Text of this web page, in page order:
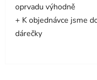
oprvadu výhodně
+ K objednávce jsme
dárečky